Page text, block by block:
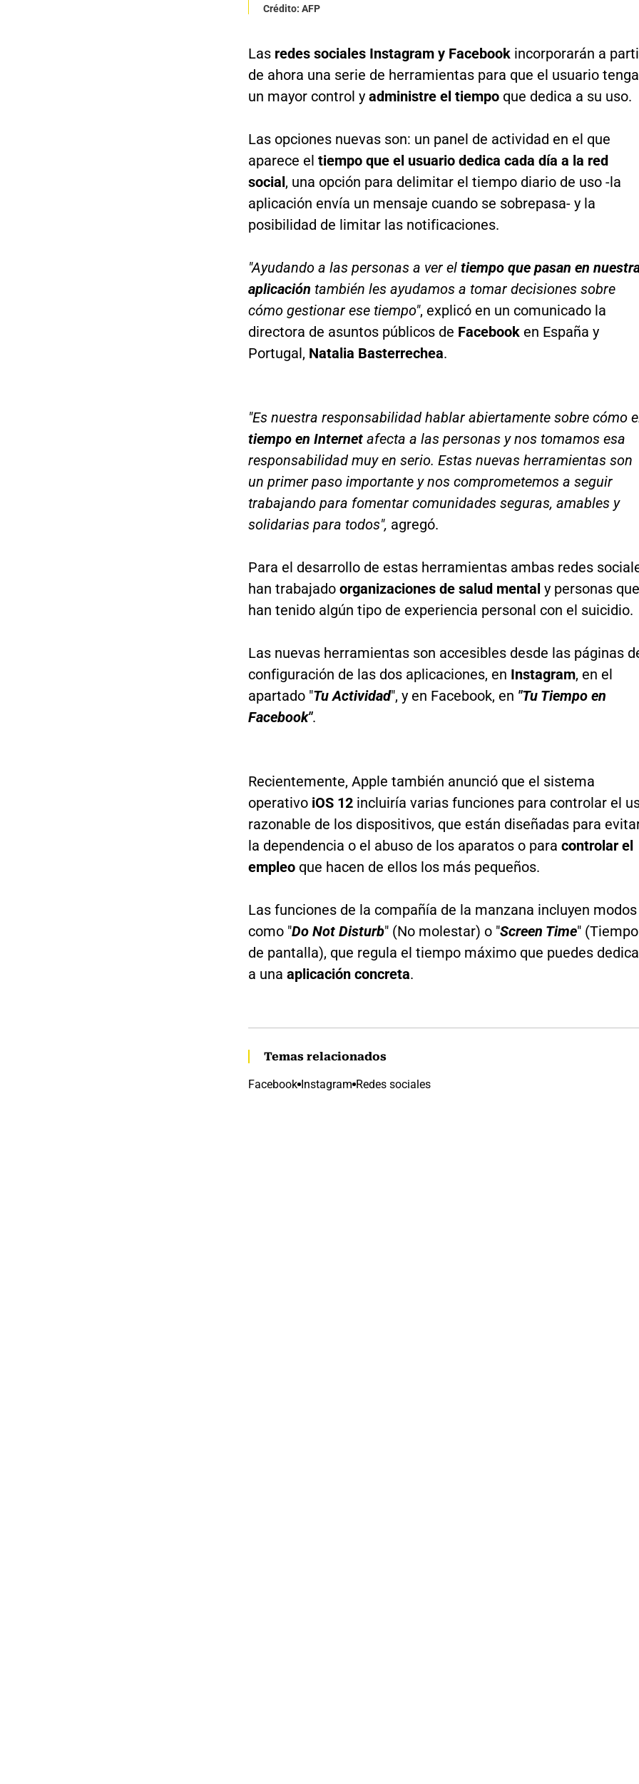
Crédito: AFP
Lasredes sociales Instagram y Facebookincorporarán a
de ahora una serie de herramientas para que el usuario tenga
un mayor control yadministre el tiempoque dedica a su uso.
Las opciones nuevas son: un panel de actividad en el que
aparece el tiempo que el usuario dedica cada día a la red
social, una opción para delimitar el tiempo diario de uso -la
aplicación envía un mensaje cuando se sobrepasa- y la
posibilidad de limitar las notificaciones.
"Ayudando a las personas a ver eltiempo que pasan en
aplicación también les ayudamos a tomar decisiones sobre
cómo gestionar ese tiempo", explicó en un comunicado la
directora de asuntos públicos de Facebook en España y
Portugal, Natalia Basterrechea.
"Es nuestra responsabilidad hablar abiertamente sobre cómo
tiempo en Internetafecta a las personas y nos tomamos esa
responsabilidad muy en serio. Estas nuevas herramientas son
un primer paso importante y nos comprometemos a seguir
trabajando para fomentar comunidades seguras, amables y
solidarias para todos", agregó.
Para el desarrollo de estas herramientas ambas redes
han trabajadoorganizaciones de salud mental y personas que
han tenido algún tipo de experiencia personal con el suicidio.
Las nuevas herramientas son accesibles desde las páginas
configuración de las dos aplicaciones, en Instagram, en el
apartado "Tu Actividad", y en Facebook, en "Tu Tiempo en
Facebook".
Recientemente, Apple también anunció que el sistema
operativo iOS 12 incluiría varias funciones para controlar el
razonable de los dispositivos, que están diseñadas para
la dependencia o el abuso de los aparatos o para controlar el
empleo que hacen de ellos los más pequeños.
Las funciones de la compañía de la manzana incluyen modos
como "Do Not Disturb" (No molestar) o "Screen Time" (Tiempo
de pantalla), que regula el tiempo máximo que puedes
a una aplicación concreta.
Temas relacionados
Facebook Instagram Redes sociales